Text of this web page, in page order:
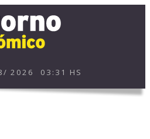
/ 2026 03:31 HS